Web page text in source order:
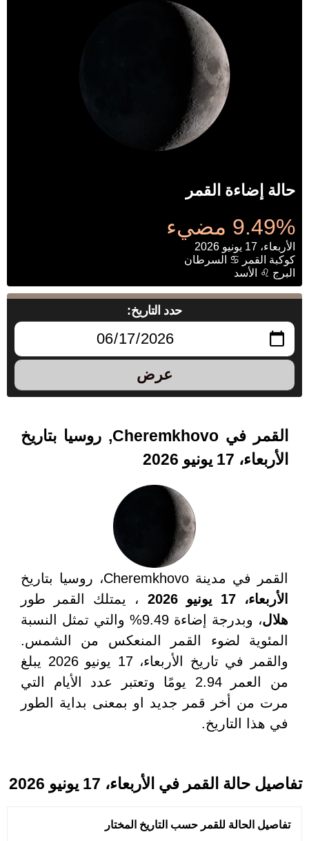
حالة إضاءة القمر
9.49% مضيء
الأربعاء، 17 يونيو 2026
كوكبة القمر ♋ السرطان
البرج ♌ الأسد
حدد التاريخ:
عرض
القمر في Cheremkhovo, روسيا بتاريخ
الأربعاء، 17 يونيو 2026
القمر في مدينة Cheremkhovo، روسيا بتاريخ
الأربعاء، 17 يونيو 2026
، يمتلك القمر طور
هلال
، وبدرجة إضاءة 9.49% والتي تمثل النسبة
المئوية لضوء القمر المنعكس من الشمس.
والقمر في تاريخ الأربعاء، 17 يونيو 2026 يبلغ
من العمر 2.94 يومًا وتعتبر عدد الأيام التي
مرت من أخر قمر جديد او بمعنى بداية الطور
في هذا التاريخ.
تفاصيل حالة القمر في الأربعاء، 17 يونيو 2026
تفاصيل الحالة للقمر حسب التاريخ المختار